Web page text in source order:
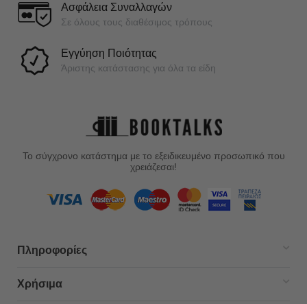
Ασφάλεια Συναλλαγών
Σε όλους τους διαθέσιμος τρόπους
Εγγύηση Ποιότητας
Άριστης κατάστασης για όλα τα είδη
Το σύγχρονο κατάστημα με το εξειδικευμένο προσωπικό που
χρειάζεσαι!
Πληροφορίες
Χρήσιμα